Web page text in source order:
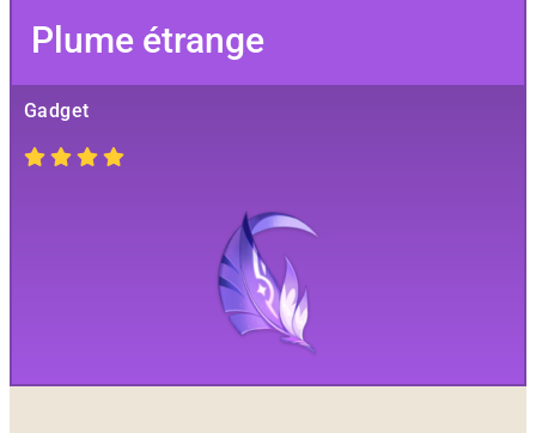
Plume étrange
Gadget